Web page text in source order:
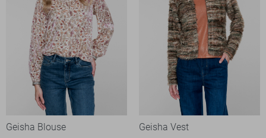
Geisha Blouse
Geisha Vest